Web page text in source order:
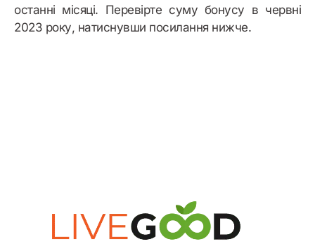
останні місяці. Перевірте суму бонусу в червні
2023 року, натиснувши посилання нижче.